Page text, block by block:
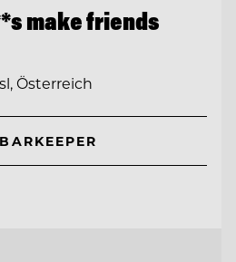
make friends
Österreich
DE RANG / BARKEEPER